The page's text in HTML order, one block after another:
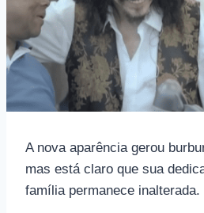
A nova aparência gerou
mas está claro que sua
família permanece inalterada.